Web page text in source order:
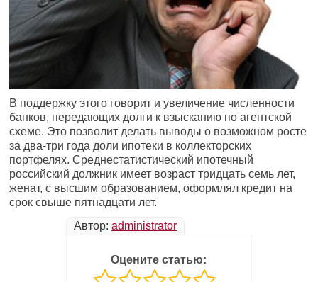
В поддержку этого говорит и увеличение численности
банков, передающих долги к взысканию по агентской
схеме. Это позволит делать выводы о возможном росте
за два-три года доли ипотеки в коллекторских
портфелях. Среднестатистический ипотечный
российский должник имеет возраст тридцать семь лет,
женат, с высшим образованием, оформлял кредит на
срок свыше пятнадцати лет.
Автор: administrator
Оцените статью: